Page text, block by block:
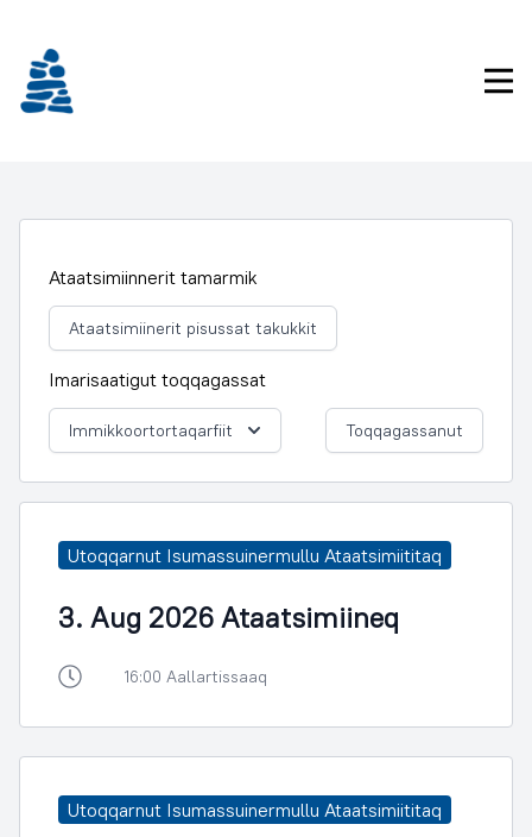
Ataatsimiinnerit tamarmik
Ataatsimiinerit pisussat takukkit
Imarisaatigut toqqagassat
Immikkoortortaqarfiit Toqqagassanut
Utoqqarnut Isumassuinermullu Ataatsimiititaq
3. Aug 2026 Ataatsimiineq
16:00 Aallartissaaq
Utoqqarnut Isumassuinermullu Ataatsimiititaq